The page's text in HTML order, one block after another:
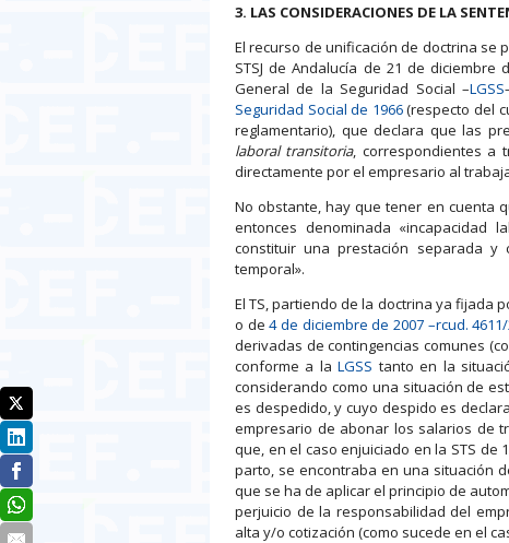
3. LAS CONSIDERACIONES DE LA
El recurso de unificación de doctrina se
STSJ de Andalucía de 21 de
General de la Seguridad Social –LGSS
Seguridad Social de 1966(respecto del
reglamentario), que declara que las
laboral transitoria, correspondientes a
directamente por el empresario al
No obstante, hay que tener en cuenta
entonces denominada «incapacidad
constituir una prestación separada
temporal».
El TS, partiendo de la doctrina ya fijada
o de4 de diciembre de 2007 –rcud.
derivadas de contingencias comunes
conforme a laLGSS tanto en la
considerando como una situación de
es despedido, y cuyo despido es
empresario de abonar los salarios de
que, en el caso enjuiciado en la STS de
parto, se encontraba en una situación
que se ha de aplicar el principio de
perjuicio de la responsabilidad del
alta y/o cotización (como sucede en el